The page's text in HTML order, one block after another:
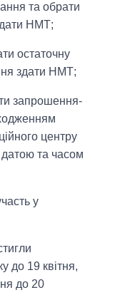
та обрати
НМТ;
остаточну
здати НМТ;
запрошення-
центру
та часом
у
до 19 квітня,
до 20